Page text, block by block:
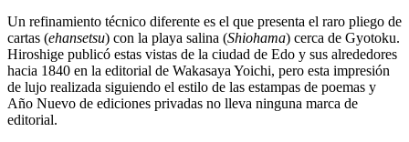
Un refinamiento técnico diferente es el que presenta el raro pliego de
cartas (ehansetsu) con la playa salina (Shiohama) cerca de Gyotoku.
Hiroshige publicó estas vistas de la ciudad de Edo y sus alrededores
hacia 1840 en la editorial de Wakasaya Yoichi, pero esta impresión
de lujo realizada siguiendo el estilo de las estampas de poemas y
Año Nuevo de ediciones privadas no lleva ninguna marca de
editorial.